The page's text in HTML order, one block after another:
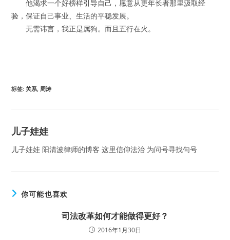
他渴求一个好榜样引导自己，愿意从更年长者那里汲取经
验，保证自己事业、生活的平稳发展。
无需讳言，我正是属狗。而且五行在火。
标签: 关系, 周涛
儿子娃娃
儿子娃娃 阳清波律师的博客 这里信仰法治 为问号寻找句号
你可能也喜欢
司法改革如何才能做得更好？
2016年1月30日